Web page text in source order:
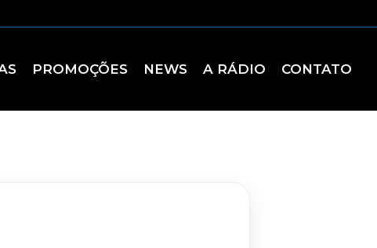
PROMOÇÕES NEWS A RÁDIO CONTATO